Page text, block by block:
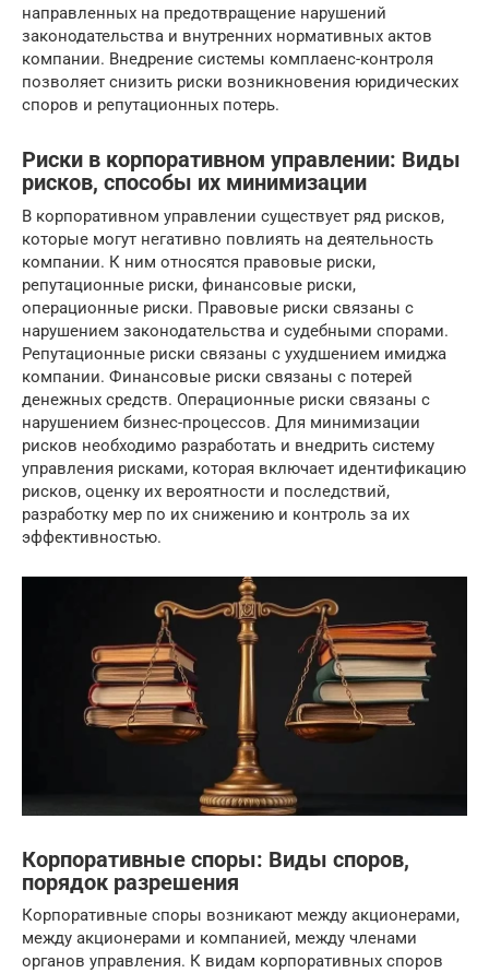
направленных на предотвращение нарушений
законодательства и внутренних нормативных актов
компании. Внедрение системы комплаенс-контроля
позволяет снизить риски возникновения юридических
споров и репутационных потерь.
Риски в корпоративном управлении: Виды
рисков, способы их минимизации
В корпоративном управлении существует ряд рисков,
которые могут негативно повлиять на деятельность
компании. К ним относятся правовые риски,
репутационные риски, финансовые риски,
операционные риски. Правовые риски связаны с
нарушением законодательства и судебными спорами.
Репутационные риски связаны с ухудшением имиджа
компании. Финансовые риски связаны с потерей
денежных средств. Операционные риски связаны с
нарушением бизнес-процессов. Для минимизации
рисков необходимо разработать и внедрить систему
управления рисками, которая включает идентификацию
рисков, оценку их вероятности и последствий,
разработку мер по их снижению и контроль за их
эффективностью.
Корпоративные споры: Виды споров,
порядок разрешения
Корпоративные споры возникают между акционерами,
между акционерами и компанией, между членами
органов управления. К видам корпоративных споров